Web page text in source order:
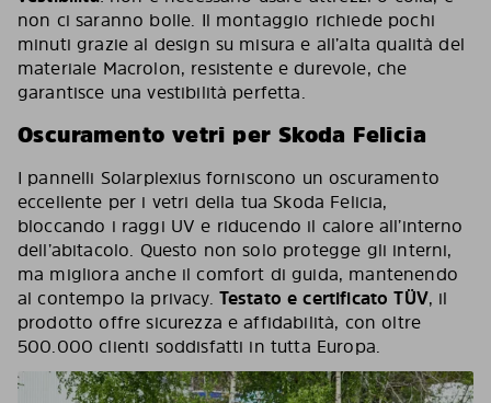
non ci saranno bolle. Il montaggio richiede pochi
minuti grazie al design su misura e all’alta qualità del
materiale Macrolon, resistente e durevole, che
garantisce una vestibilità perfetta.
Oscuramento vetri per Skoda Felicia
I pannelli Solarplexius forniscono un oscuramento
eccellente per i vetri della tua Skoda Felicia,
bloccando i raggi UV e riducendo il calore all’interno
dell’abitacolo. Questo non solo protegge gli interni,
ma migliora anche il comfort di guida, mantenendo
al contempo la privacy. Testato e certificato TÜV, il
prodotto offre sicurezza e affidabilità, con oltre
500.000 clienti soddisfatti in tutta Europa.